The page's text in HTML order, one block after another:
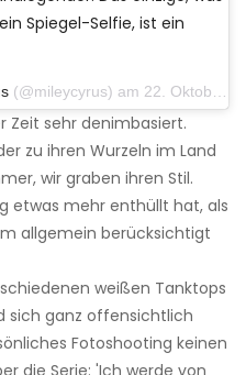
Spiegel-Selfie, ist ein
(@mileycyrus) am 22. Oktober 2019 um 11:39 Uhr PDT
Zeit sehr denimbasiert.
zu ihren Wurzeln im Land
wir graben ihren Stil.
etwas mehr enthüllt hat, als
allgemein berücksichtigt
weißen Tanktops
sich ganz offensichtlich
Fotoshooting keinen
die Serie: 'Ich werde von